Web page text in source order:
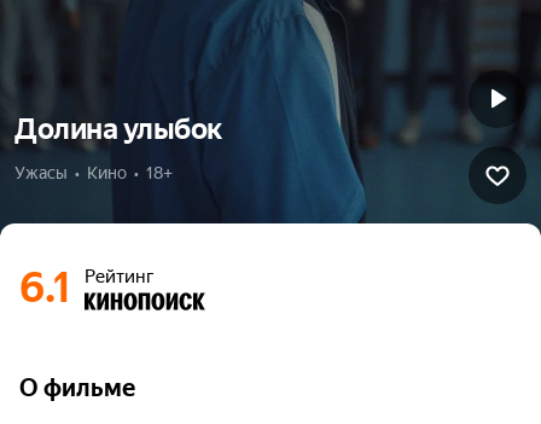
Долина улыбок
Ужасы  •  Кино  •  18+
6.1 Рейтинг
О фильме